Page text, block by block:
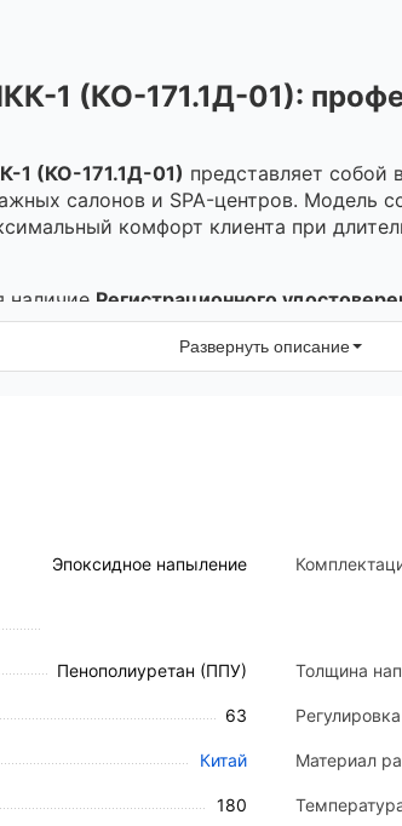
1 (КО-171.1Д-01):
1 (КО-171.1Д-01) представляет собой
салонов и SPA-центров. Модель
комфорт клиента при
наличие Регистрационного
к медицинскому
сохранение презентабельного вида
поролона толщиной 100 мм
легко регулируются или
кресло
Развернуть описание
Эпоксидное напыление
Пенополиуретан (ППУ) Толщина
63
Китай Материал
180